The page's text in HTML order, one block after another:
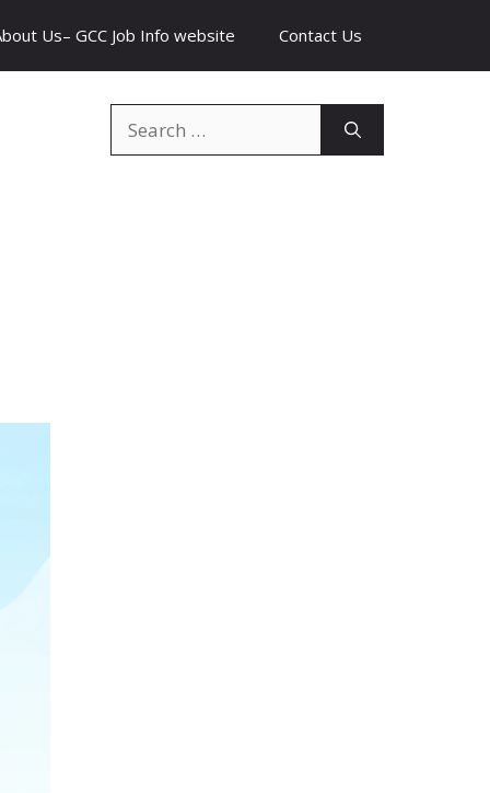
Us– GCC Job Info website Contact Us
for: